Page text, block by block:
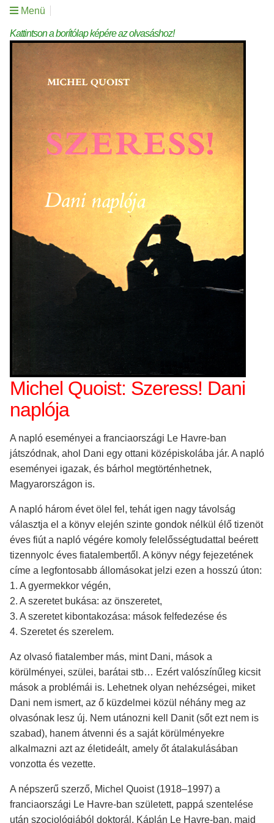
Menü
Kattintson a borítólap képére az olvasáshoz!
Michel Quoist: Szeress! Dani
naplója
A napló eseményei a franciaországi Le Havre-ban
játszódnak, ahol Dani egy ottani középiskolába jár. A napló
eseményei igazak, és bárhol megtörténhetnek,
Magyarországon is.
A napló három évet ölel fel, tehát igen nagy távolság
választja el a könyv elején szinte gondok nélkül élő tizenöt
éves fiút a napló végére komoly felelősségtudattal beérett
tizennyolc éves fiatalembertől. A könyv négy fejezetének
címe a legfontosabb állomásokat jelzi ezen a hosszú úton:
1. A gyermekkor végén,
2. A szeretet bukása: az önszeretet,
3. A szeretet kibontakozása: mások felfedezése és
4. Szeretet és szerelem.
Az olvasó fiatalember más, mint Dani, mások a
körülményei, szülei, barátai stb… Ezért valószínűleg kicsit
mások a problémái is. Lehetnek olyan nehézségei, miket
Dani nem ismert, az ő küzdelmei közül néhány meg az
olvasónak lesz új. Nem utánozni kell Danit (sőt ezt nem is
szabad), hanem átvenni és a saját körülményekre
alkalmazni azt az életideált, amely őt átalakulásában
vonzotta és vezette.
A népszerű szerző, Michel Quoist (1918–1997) a
franciaországi Le Havre-ban született, pappá szentelése
után szociológiából doktorál. Káplán Le Havre-ban, majd